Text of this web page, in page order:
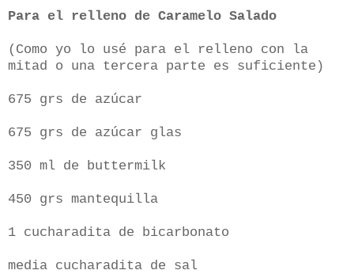
Para el relleno de Caramelo Salado
(Como yo lo usé para el relleno con la
mitad o una tercera parte es suficiente)
675 grs de azúcar
675 grs de azúcar glas
350 ml de buttermilk
450 grs mantequilla
1 cucharadita de bicarbonato
media cucharadita de sal